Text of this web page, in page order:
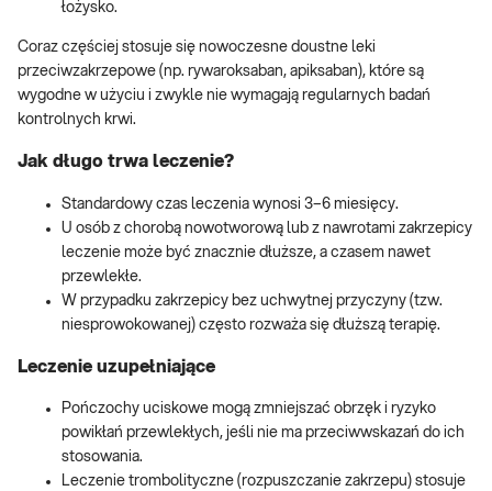
łożysko.
Coraz częściej stosuje się nowoczesne doustne leki
przeciwzakrzepowe (np. rywaroksaban, apiksaban), które są
wygodne w użyciu i zwykle nie wymagają regularnych badań
kontrolnych krwi.
Jak długo trwa leczenie?
Standardowy czas leczenia wynosi 3–6 miesięcy.
U osób z chorobą nowotworową lub z nawrotami zakrzepicy
leczenie może być znacznie dłuższe, a czasem nawet
przewlekłe.
W przypadku zakrzepicy bez uchwytnej przyczyny (tzw.
niesprowokowanej) często rozważa się dłuższą terapię.
Leczenie uzupełniające
Pończochy uciskowe mogą zmniejszać obrzęk i ryzyko
powikłań przewlekłych, jeśli nie ma przeciwwskazań do ich
stosowania.
Leczenie trombolityczne (rozpuszczanie zakrzepu) stosuje